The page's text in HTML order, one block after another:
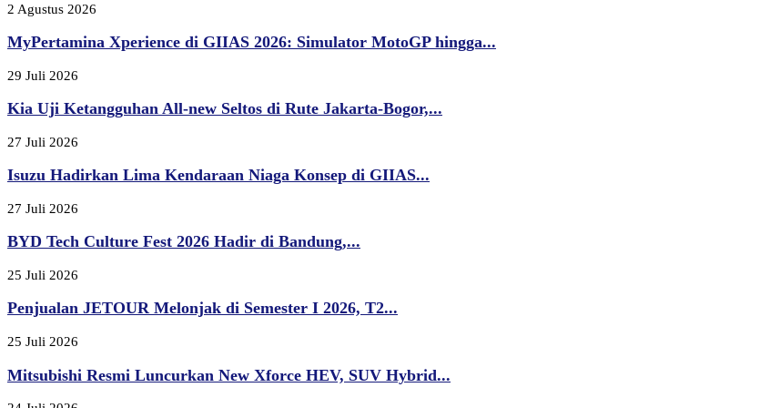
2 Agustus 2026
MyPertamina Xperience di GIIAS 2026: Simulator MotoGP hingga...
29 Juli 2026
Kia Uji Ketangguhan All-new Seltos di Rute Jakarta-Bogor,...
27 Juli 2026
Isuzu Hadirkan Lima Kendaraan Niaga Konsep di GIIAS...
27 Juli 2026
BYD Tech Culture Fest 2026 Hadir di Bandung,...
25 Juli 2026
Penjualan JETOUR Melonjak di Semester I 2026, T2...
25 Juli 2026
Mitsubishi Resmi Luncurkan New Xforce HEV, SUV Hybrid...